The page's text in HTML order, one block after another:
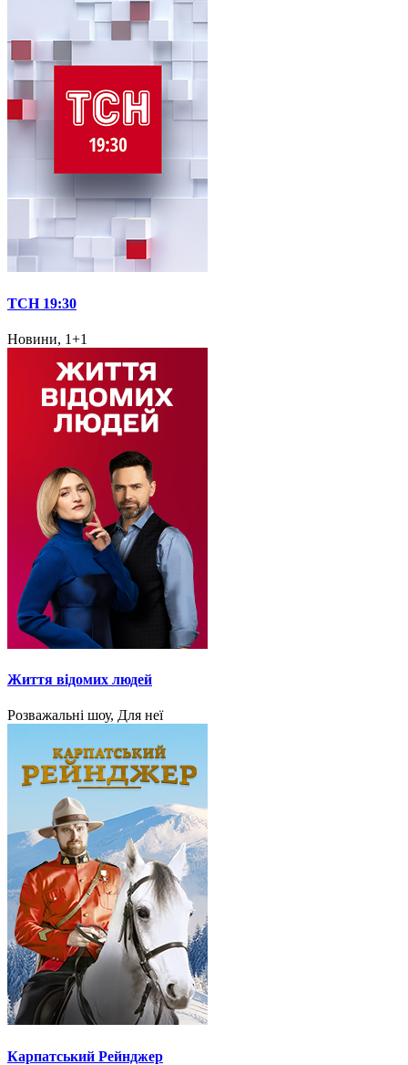
ТСН 19:30
Новини, 1+1
Життя відомих людей
Розважальні шоу, Для неї
Карпатський Рейнджер